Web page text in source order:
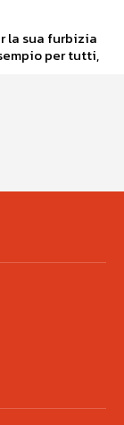
la sua furbizia
per tutti,